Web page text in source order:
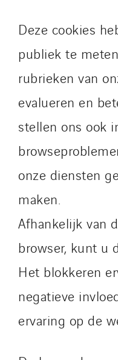
Deze cookies
publiek te
rubrieken van
evalueren en
stellen ons ook
onze diensten
maken.
Afhankelijk van
browser, kunt u
Het blokkeren
negatieve
ervaring op de